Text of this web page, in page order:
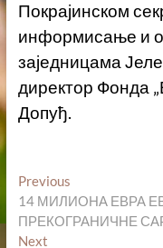
Покрајинском
информисање и
заједницама
директор Фонда
Допуђ.
Кретање
чланка
PreviousPrevious
post:
14 МИЛИОНА ЕВРА
ПРЕКОГРАНИЧНЕ
NextNext